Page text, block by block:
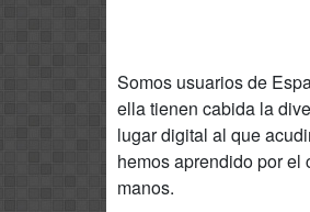
Somos usuarios de
ella tienen cabida la
lugar digital al que
hemos aprendido por
manos.